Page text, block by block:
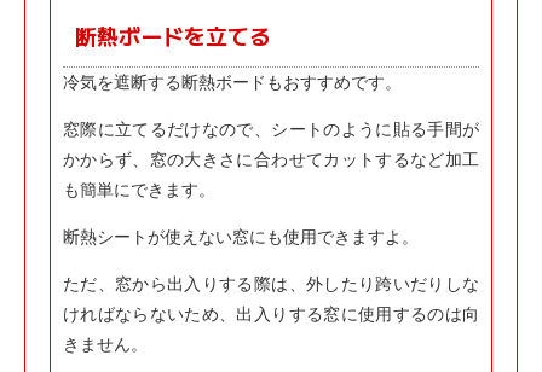
断熱ボードを立てる
冷気を遮断する断熱ボードもおすすめです。
窓際に立てるだけなので、シートのように貼る手間が
かからず、窓の大きさに合わせてカットするなど加工
も簡単にできます。
断熱シートが使えない窓にも使用できますよ。
ただ、窓から出入りする際は、外したり跨いだりしな
ければならないため、出入りする窓に使用するのは向
きません。